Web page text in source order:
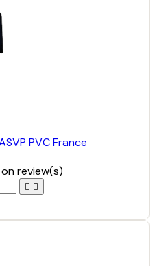
PVC France
review(s)
 